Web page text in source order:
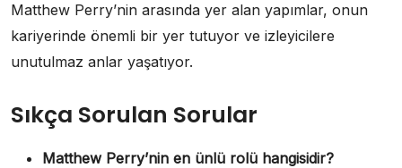
Matthew Perry’nin arasında yer alan yapımlar, onun
kariyerinde önemli bir yer tutuyor ve izleyicilere
unutulmaz anlar yaşatıyor.
Sıkça Sorulan Sorular
Matthew Perry’nin en ünlü rolü hangisidir?